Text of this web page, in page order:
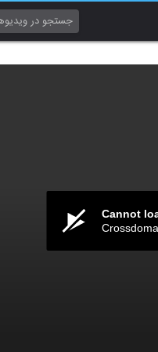
Cannot